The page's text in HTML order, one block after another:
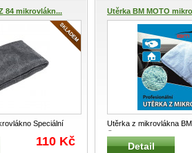
84 mikrovlákn...
Speciální
...
110 Kč
Utěrka BM MOTO
Utěrka z mikrovlákna
Čistící a mycí útěrka na
Detail